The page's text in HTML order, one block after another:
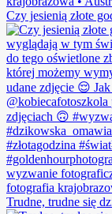
Czy jesienią złote
Trudne, trudne się